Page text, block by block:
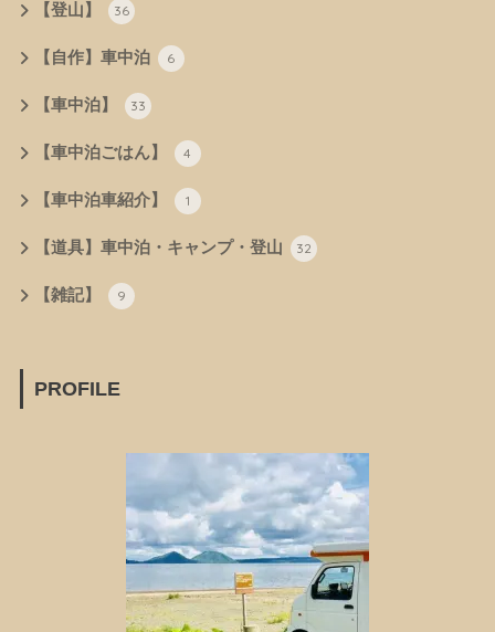
【登山】 36
【自作】車中泊 6
【車中泊】 33
【車中泊ごはん】 4
【車中泊車紹介】 1
【道具】車中泊・キャンプ・登山 32
【雑記】 9
PROFILE